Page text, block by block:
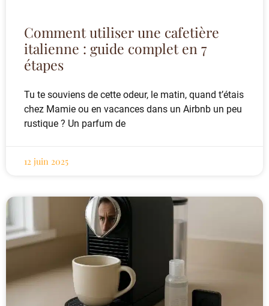
Comment utiliser une cafetière
italienne : guide complet en 7
étapes
Tu te souviens de cette odeur, le matin, quand t’étais
chez Mamie ou en vacances dans un Airbnb un peu
rustique ? Un parfum de
12 juin 2025